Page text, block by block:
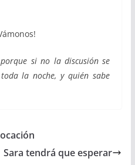
si no la discusión se
la noche, y quién sabe
Sara tendrá que esperar